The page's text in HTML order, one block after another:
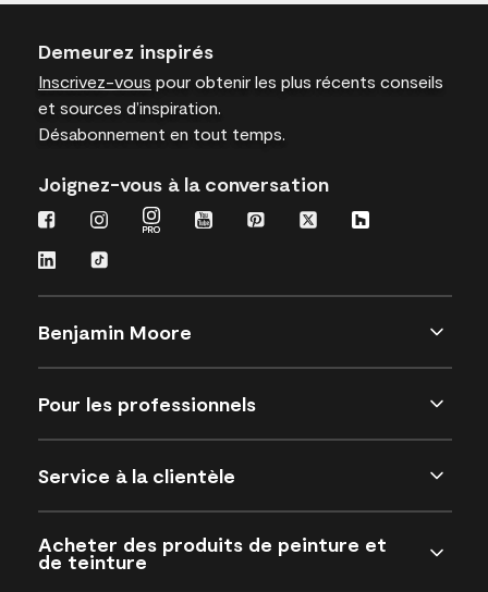
Demeurez inspirés
Inscrivez-vous pour obtenir les plus récents conseils
et sources d’inspiration.
Désabonnement en tout temps.
Joignez-vous à la conversation
Benjamin Moore
Pour les professionnels
Service à la clientèle
Acheter des produits de peinture et
de teinture